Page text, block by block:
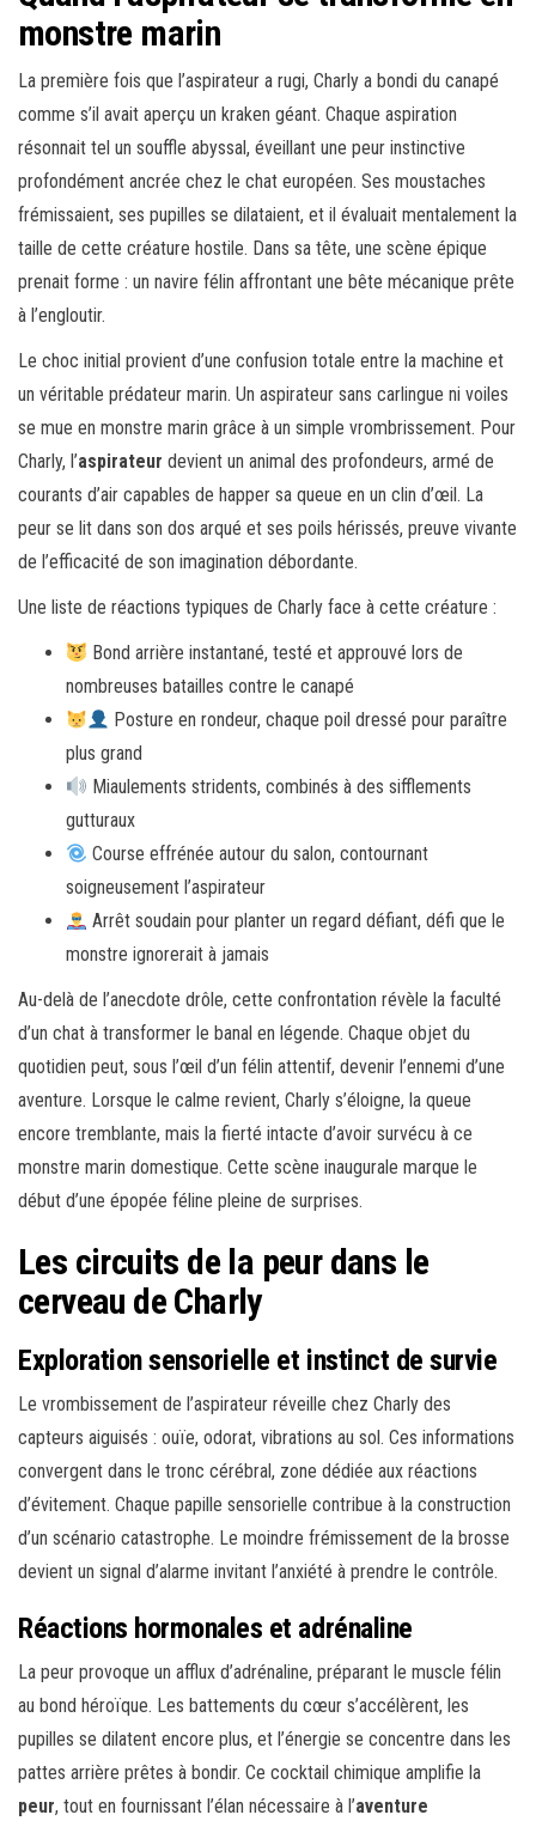
monstre marin
La première fois que l’aspirateur a rugi, Charly a bondi du canapé
comme s’il avait aperçu un kraken géant. Chaque aspiration
résonnait tel un souffle abyssal, éveillant une peur instinctive
profondément ancrée chez le chat européen. Ses moustaches
frémissaient, ses pupilles se dilataient, et il évaluait mentalement la
taille de cette créature hostile. Dans sa tête, une scène épique
prenait forme : un navire félin affrontant une bête mécanique prête
à l’engloutir.
Le choc initial provient d’une confusion totale entre la machine et
un véritable prédateur marin. Un aspirateur sans carlingue ni voiles
se mue en monstre marin grâce à un simple vrombrissement. Pour
Charly, l’aspirateur devient un animal des profondeurs, armé de
courants d’air capables de happer sa queue en un clin d’œil. La
peur se lit dans son dos arqué et ses poils hérissés, preuve vivante
de l’efficacité de son imagination débordante.
Une liste de réactions typiques de Charly face à cette créature :
Bond arrière instantané, testé et approuvé lors de
nombreuses batailles contre le canapé
Posture en rondeur, chaque poil dressé pour paraître
plus grand
Miaulements stridents, combinés à des sifflements
gutturaux
Course effrénée autour du salon, contournant
soigneusement l’aspirateur
Arrêt soudain pour planter un regard défiant, défi que le
monstre ignorerait à jamais
Au-delà de l’anecdote drôle, cette confrontation révèle la faculté
d’un chat à transformer le banal en légende. Chaque objet du
quotidien peut, sous l’œil d’un félin attentif, devenir l’ennemi d’une
aventure. Lorsque le calme revient, Charly s’éloigne, la queue
encore tremblante, mais la fierté intacte d’avoir survécu à ce
monstre marin domestique. Cette scène inaugurale marque le
début d’une épopée féline pleine de surprises.
Les circuits de la peur dans le
cerveau de Charly
Exploration sensorielle et instinct de survie
Le vrombissement de l’aspirateur réveille chez Charly des
capteurs aiguisés : ouïe, odorat, vibrations au sol. Ces informations
convergent dans le tronc cérébral, zone dédiée aux réactions
d’évitement. Chaque papille sensorielle contribue à la construction
d’un scénario catastrophe. Le moindre frémissement de la brosse
devient un signal d’alarme invitant l’anxiété à prendre le contrôle.
Réactions hormonales et adrénaline
La peur provoque un afflux d’adrénaline, préparant le muscle félin
au bond héroïque. Les battements du cœur s’accélèrent, les
pupilles se dilatent encore plus, et l’énergie se concentre dans les
pattes arrière prêtes à bondir. Ce cocktail chimique amplifie la
peur, tout en fournissant l’élan nécessaire à l’aventure